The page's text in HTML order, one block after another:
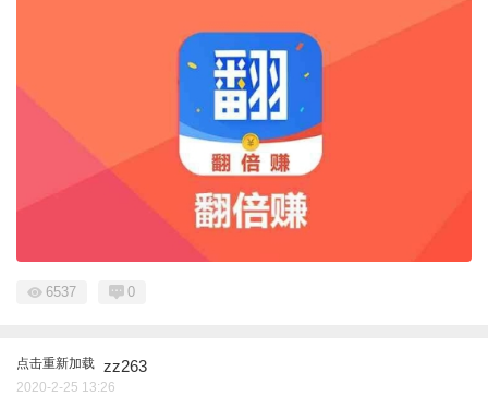
6537 0
点击重新加载 zz263
2020-2-25 13:26